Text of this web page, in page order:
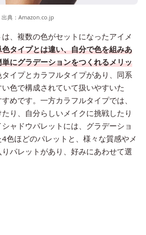
出典： Amazon.co.jp
、複数の色がセットになったアイメ
色タイプとは違い、自分で色を組みあ
にグラデーションをつくれるメリッ
タイプとカラフルタイプがあり、同系
色で構成されていて扱いやすいた
めです。一方カラフルタイプでは、
り、自分らしいメイクに挑戦したり
ャドウパレットには、グラデーショ
色ほどのパレットと、様々な質感やメ
パレットがあり、好みにあわせて選